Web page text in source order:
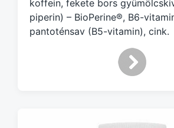
koffein, fekete bors
piperin) – BioPerine®, B6-
pantoténsav (B5-vitamin), cink.